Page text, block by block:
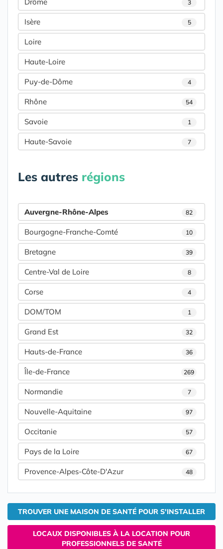
3
Isère 5
Loire
Haute-Loire
Puy-de-Dôme 4
Rhône 54
Savoie 1
Haute-Savoie 7
Les autres régions
Auvergne-Rhône-Alpes 82
Bourgogne-Franche-Comté 10
Bretagne 39
Centre-Val de Loire 8
Corse 4
DOM/TOM 1
Grand Est 32
Hauts-de-France 36
Île-de-France 269
Normandie 7
Nouvelle-Aquitaine 97
Occitanie 57
Pays de la Loire 67
Provence-Alpes-Côte-D'Azur 48
TROUVER UNE MAISON DE SANTÉ POUR S'INSTALLER
LOCAUX DISPONIBLES À LA LOCATION POUR
PROFESSIONNELS DE SANTÉ